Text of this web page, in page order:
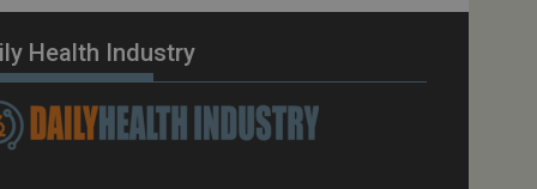
Health Industry
che le richieste
Analytics per
per abilitare